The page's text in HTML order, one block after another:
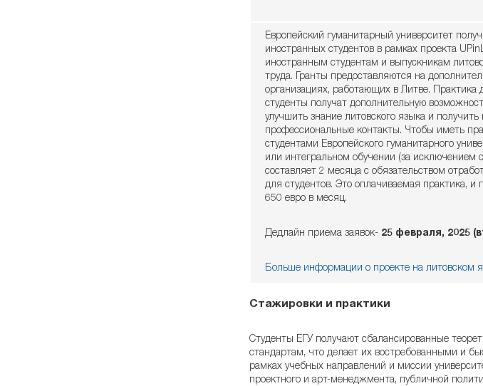
Европейский гуманитарный университет
иностранных студентов в рамках проекта
иностранным студентам и выпускникам
труда. Гранты предоставляются на
организациях, работающих в Литве.
студенты получат дополнительную
улучшить знание литовского языка и
профессиональные контакты. Чтобы иметь
студентами Европейского гуманитарного
или интегральном обучении (за исключением
составляет 2 месяца с обязательством
для студентов. Это оплачиваемая практика, и
650 евро в месяц.
Дедлайн приема заявок- 25 февраля, 2025
Больше информации о проекте на литовском
Стажировки и практики
Студенты ЕГУ получают сбалансированные
стандартам, что делает их востребованными и
рамках учебных направлений и миссии
проектного и арт-менеджмента, публичной